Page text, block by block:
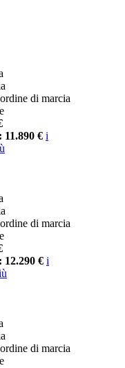
di marcia
€ i
di marcia
12.290 € i
di marcia